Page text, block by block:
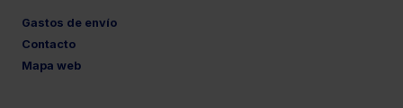
Gastos de envío
Contacto
Mapa web